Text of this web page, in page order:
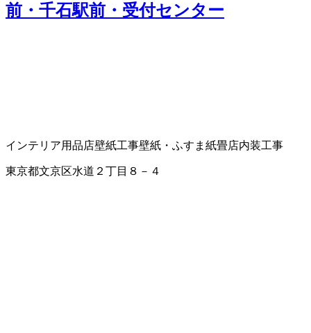
前・千石駅前・受付センター
インテリア用品店壁紙工事壁紙・ふすま紙畳店内装工事
東京都文京区水道２丁目８－４